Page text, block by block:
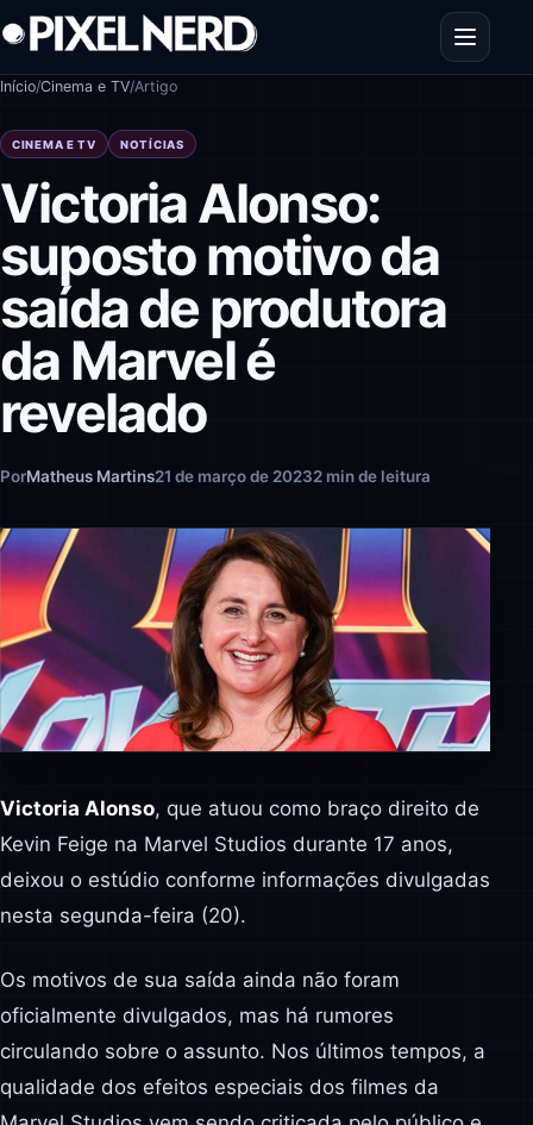
Pular para o conteúdo
Abrir
Início/Cinema e TV/Artigo
CINEMA E TV NOTÍCIAS
Victoria Alonso:
suposto motivo da
saída de produtora
da Marvel é
revelado
PorMatheus Martins21 de março de 20232 min de leitura
Victoria Alonso, que atuou como braço direito de
Kevin Feige na Marvel Studios durante 17 anos,
deixou o estúdio conforme informações divulgadas
nesta segunda-feira (20).
Os motivos de sua saída ainda não foram
oficialmente divulgados, mas há rumores
circulando sobre o assunto. Nos últimos tempos, a
qualidade dos efeitos especiais dos filmes da